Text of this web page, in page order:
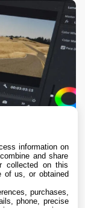
information on
and share
collected on this
of us, or obtained
purchases,
phone, precise